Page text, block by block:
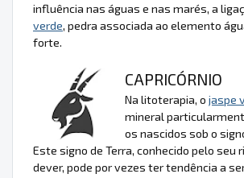
influência nas águas e nas marés, a
verde, pedra associada ao elemento
forte.
CAPRICÓRNIO
Na litoterapia, o jaspe
mineral
os nascidos sob o
Este signo de Terra, conhecido pelo seu
dever, pode por vezes ter tendência a